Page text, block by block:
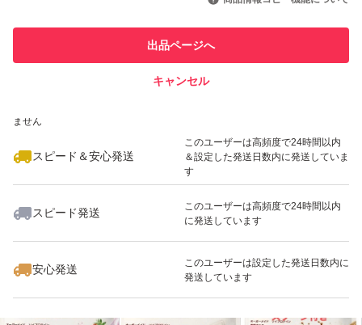
での取引実績があります
ません
スピード＆安心発送
このユーザーは高頻度で24時間以内
＆設定した発送日数内に発送していま
す
スピード発送
このユーザーは高頻度で24時間以内
に発送しています
安心発送
このユーザーは設定した発送日数内に
発送しています
出品ページへ
キャンセル
いいね！
2,280